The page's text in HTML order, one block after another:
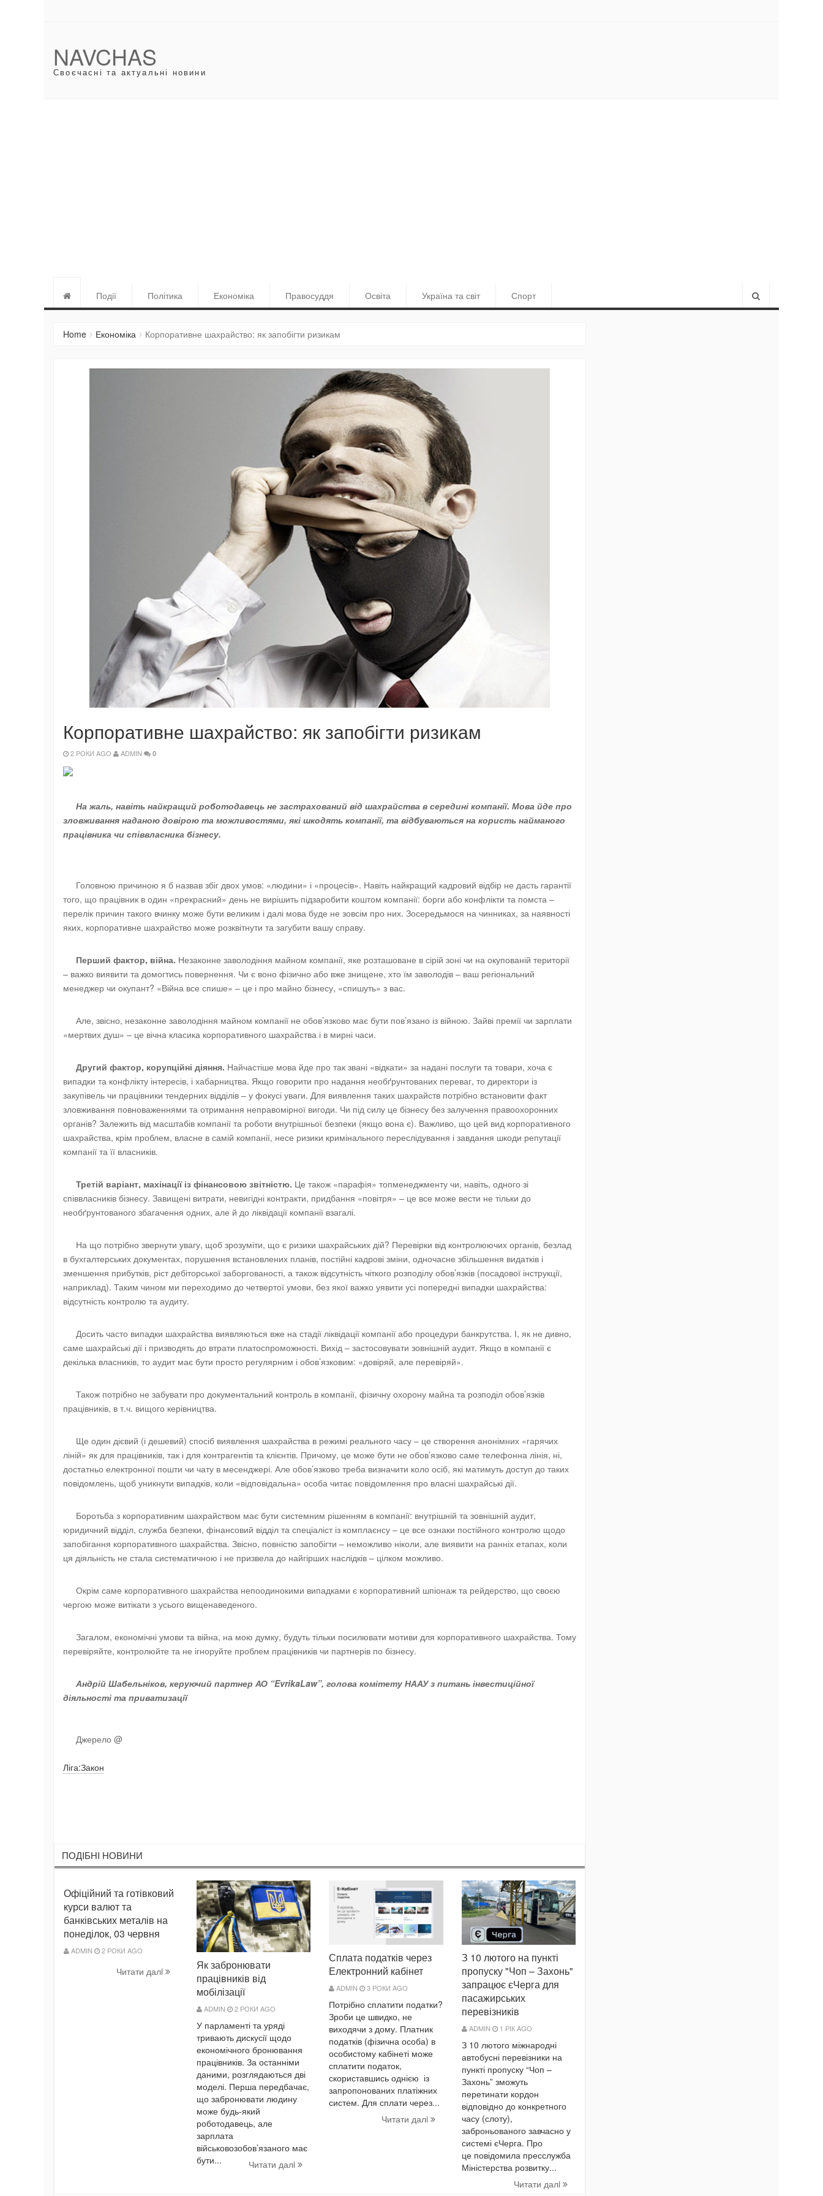
NAVCHAS
Своєчасні та актуальні новини
Події Політика Економіка Правосуддя Освіта Україна та світ Спорт
Home Економіка Корпоративне шахрайство: як запобігти ризикам
Корпоративне шахрайство: як запобігти ризикам
2 РОКИ AGO ADMIN 0
На жаль, навіть найкращий роботодавець не застрахований від шахрайства в середині компанії. Мова йде про
зловживання наданою довірою та можливостями, які шкодять компанії, та відбуваються на користь найманого
працівника чи співвласника бізнесу.
Головною причиною я б назвав збіг двох умов: «людини» і «процесів». Навіть найкращий кадровий відбір не дасть гарантії
того, що працівник в один «прекрасний» день не вирішить підзаробити коштом компанії: борги або конфлікти та помста –
перелік причин такого вчинку може бути великим і далі мова буде не зовсім про них. Зосередьмося на чинниках, за наявності
яких, корпоративне шахрайство може розквітнути та загубити вашу справу.
Перший фактор, війна. Незаконне заволодіння майном компанії, яке розташоване в сірій зоні чи на окупованій території
– важко виявити та домогтись повернення. Чи є воно фізично або вже знищене, хто їм заволодів – ваш регіональний
менеджер чи окупант? «Війна все спише» – це і про майно бізнесу, «спишуть» з вас.
Але, звісно, незаконне заволодіння майном компанії не обов’язково має бути пов’язано із війною. Зайві премії чи зарплати
«мертвих душ» – це вічна класика корпоративного шахрайства і в мирні часи.
Другий фактор, корупційні діяння. Найчастіше мова йде про так звані «відкати» за надані послуги та товари, хоча є
випадки та конфлікту інтересів, і хабарництва. Якщо говорити про надання необґрунтованих переваг, то директори із
закупівель чи працівники тендерних відділів – у фокусі уваги. Для виявлення таких шахрайств потрібно встановити факт
зловживання повноваженнями та отримання неправомірної вигоди. Чи під силу це бізнесу без залучення правоохоронних
органів? Залежить від масштабів компанії та роботи внутрішньої безпеки (якщо вона є). Важливо, що цей вид корпоративного
шахрайства, крім проблем, власне в самій компанії, несе ризики кримінального переслідування і завдання шкоди репутації
компанії та її власників.
Третій варіант, махінації із фінансовою звітністю. Це також «парафія» топменеджменту чи, навіть, одного зі
співвласників бізнесу. Завищені витрати, невигідні контракти, придбання «повітря» – це все може вести не тільки до
необґрунтованого збагачення одних, але й до ліквідації компанії взагалі.
На що потрібно звернути увагу, щоб зрозуміти, що є ризики шахрайських дій? Перевірки від контролюючих органів, безлад
в бухгалтерських документах, порушення встановлених планів, постійні кадрові зміни, одночасне збільшення видатків і
зменшення прибутків, ріст дебіторської заборгованості, а також відсутність чіткого розподілу обов’язків (посадової інструкції,
наприклад). Таким чином ми переходимо до четвертої умови, без якої важко уявити усі попередні випадки шахрайства:
відсутність контролю та аудиту.
Досить часто випадки шахрайства виявляються вже на стадії ліквідації компанії або процедури банкрутства. І, як не дивно,
саме шахрайські дії і призводять до втрати платоспроможності. Вихід – застосовувати зовнішній аудит. Якщо в компанії є
декілька власників, то аудит має бути просто регулярним і обов’язковим: «довіряй, але перевіряй».
Також потрібно не забувати про документальний контроль в компанії, фізичну охорону майна та розподіл обов’язків
працівників, в т.ч. вищого керівництва.
Ще один дієвий (і дешевий) спосіб виявлення шахрайства в режимі реального часу – це створення анонімних «гарячих
ліній» як для працівників, так і для контрагентів та клієнтів. Причому, це може бути не обов’язково саме телефонна лінія, ні,
достатньо електронної пошти чи чату в месенджері. Але обов’язково треба визначити коло осіб, які матимуть доступ до таких
повідомлень, щоб уникнути випадків, коли «відповідальна» особа читає повідомлення про власні шахрайські дії.
Боротьба з корпоративним шахрайством має бути системним рішенням в компанії: внутрішній та зовнішній аудит,
юридичний відділ, служба безпеки, фінансовий відділ та спеціаліст із комплаєнсу – це все ознаки постійного контролю щодо
запобігання корпоративного шахрайства. Звісно, повністю запобігти – неможливо ніколи, але виявити на ранніх етапах, коли
ця діяльність не стала систематичною і не призвела до найгірших наслідків – цілком можливо.
Окрім саме корпоративного шахрайства непоодинокими випадками є корпоративний шпіонаж та рейдерство, що своєю
чергою може витікати з усього вищенаведеного.
Загалом, економічні умови та війна, на мою думку, будуть тільки посилювати мотиви для корпоративного шахрайства. Тому
перевіряйте, контролюйте та не ігноруйте проблем працівників чи партнерів по бізнесу.
Андрій Шабельніков, керуючий партнер АО “EvrikaLaw”, голова комітету НААУ з питань інвестиційної
діяльності та приватизації
Джерело @
Ліга:Закон
ПОДIБНI НОВИНИ
Офіційний та готівковий
курси валют та
банківських металів на
понеділок, 03 червня
ADMIN 2 РОКИ AGO
Читати далi
Як забронювати
працівників від
мобілізації
ADMIN 2 РОКИ AGO
У парламенті та уряді
тривають дискусії щодо
економічного бронювання
працівників. За останніми
даними, розглядаються дві
моделі. Перша передбачає,
що забронювати людину
може будь-який
роботодавець, але
зарплата
військовозобов’язаного має
бути...
Читати далi
Сплата податків через
Електронний кабінет
ADMIN 3 РОКИ AGO
Потрібно сплатити податки?
Зроби це швидко, не
виходячи з дому. Платник
податків (фізична особа) в
особистому кабінеті може
сплатити податок,
скориставшись однією із
запропонованих платіжних
систем. Для сплати через...
Читати далi
З 10 лютого на пункті
пропуску "Чоп – Захонь"
запрацює єЧерга для
пасажирських
перевізників
ADMIN 1 РІК AGO
З 10 лютого міжнародні
автобусні перевізники на
пункті пропуску “Чоп –
Захонь” зможуть
перетинати кордон
відповідно до конкретного
часу (слоту),
заброньованого завчасно у
системі єЧерга. Про
це повідомила пресслужба
Міністерства розвитку...
Читати далi